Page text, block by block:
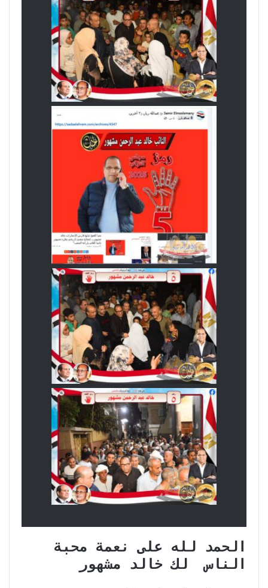
الحمد لله على نعمة محبة
الناس لك خالد مشهور